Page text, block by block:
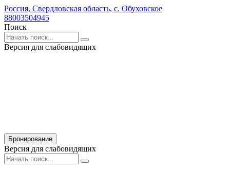
Россия, Свердловская область, с. Обуховское
88003504945
Поиск
Версия для слабовидящих
Бронирование
Версия для слабовидящих